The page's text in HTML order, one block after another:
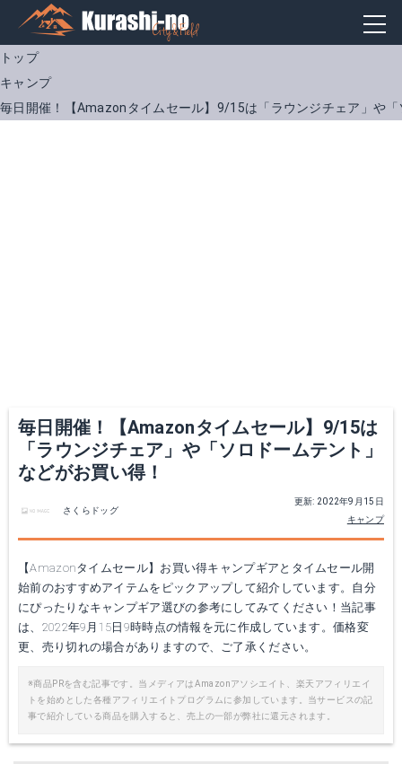
トップ
キャンプ
毎日開催！【Amazonタイムセール】9/15は「ラウンジチェア」や
毎日開催！【Amazonタイムセール】9/15は
「ラウンジチェア」や「ソロドームテント」
などがお買い得！
更新: 2022年9月15日
キャンプ
さくらドッグ
【Amazonタイムセール】お買い得キャンプギアとタイムセール開
始前のおすすめアイテムをピックアップして紹介しています。自分
にぴったりなキャンプギア選びの参考にしてみてください！当記事
は、2022年9月15日9時時点の情報を元に作成しています。価格変
更、売り切れの場合がありますので、ご了承ください。
※商品PRを含む記事です。当メディアはAmazonアソシエイト、楽天アフィリエイ
トを始めとした各種アフィリエイトプログラムに参加しています。当サービスの記
事で紹介している商品を購入すると、売上の一部が弊社に還元されます。